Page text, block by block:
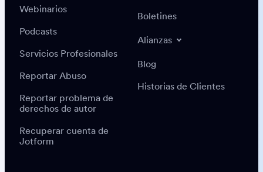
Webinarios
Podcasts
Servicios Profesionales
Reportar Abuso
Reportar problema de
derechos de autor
Recuperar cuenta de
Jotform
Boletines
Alianzas
Blog
Historias de Clientes